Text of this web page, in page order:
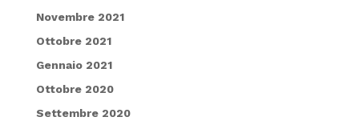
Novembre 2021
Ottobre 2021
Gennaio 2021
Ottobre 2020
Settembre 2020